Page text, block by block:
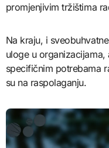
promjenjivim tržištima
Na kraju, i
uloge u
specifičnim potrebama
su na raspolaganju.